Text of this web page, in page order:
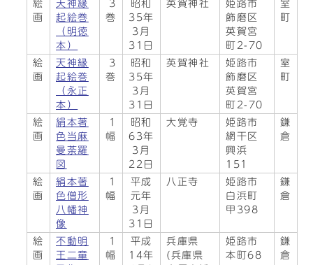
絵
画
天神縁
起絵巻
（明徳
本）
3
巻
昭和
35年
3月
31日
英賀神社
姫路市
飾磨区
英賀宮
町2-70
室
町
絵
画
天神縁
起絵巻
（永正
本）
3
巻
昭和
35年
3月
31日
英賀神社
姫路市
飾磨区
英賀宮
町2-70
室
町
絵
画
絹本著
色当麻
曼荼羅
図
1
幅
昭和
63年
3月
22日
大覚寺
姫路市
網干区
興浜
151
鎌
倉
絵
画
絹本著
色僧形
八幡神
像
1
幅
平成
元年
3月
31日
八正寺
姫路市
白浜町
甲398
鎌
倉
絵
画
不動明
王二童
1
幅
平成
14年
兵庫県
(兵庫県
姫路市
本町68
鎌
倉